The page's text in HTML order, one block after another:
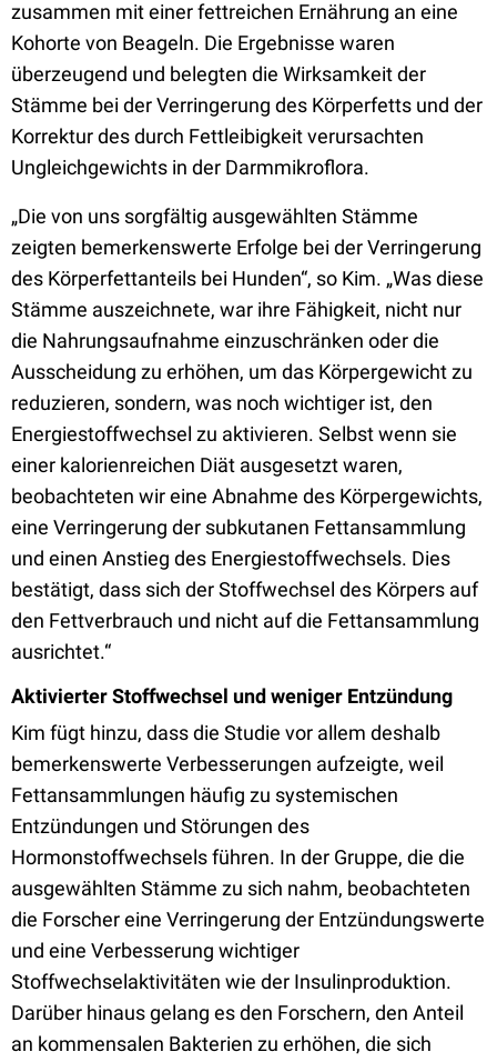
zusammen mit einer fettreichen Ernährung an eine
Kohorte von Beageln. Die Ergebnisse waren
überzeugend und belegten die Wirksamkeit der
Stämme bei der Verringerung des Körperfetts und der
Korrektur des durch Fettleibigkeit verursachten
Ungleichgewichts in der Darmmikroflora.
„Die von uns sorgfältig ausgewählten Stämme
zeigten bemerkenswerte Erfolge bei der Verringerung
des Körperfettanteils bei Hunden“, so Kim. „Was diese
Stämme auszeichnete, war ihre Fähigkeit, nicht nur
die Nahrungsaufnahme einzuschränken oder die
Ausscheidung zu erhöhen, um das Körpergewicht zu
reduzieren, sondern, was noch wichtiger ist, den
Energiestoffwechsel zu aktivieren. Selbst wenn sie
einer kalorienreichen Diät ausgesetzt waren,
beobachteten wir eine Abnahme des Körpergewichts,
eine Verringerung der subkutanen Fettansammlung
und einen Anstieg des Energiestoffwechsels. Dies
bestätigt, dass sich der Stoffwechsel des Körpers auf
den Fettverbrauch und nicht auf die Fettansammlung
ausrichtet.“
Aktivierter Stoffwechsel und weniger Entzündung
Kim fügt hinzu, dass die Studie vor allem deshalb
bemerkenswerte Verbesserungen aufzeigte, weil
Fettansammlungen häufig zu systemischen
Entzündungen und Störungen des
Hormonstoffwechsels führen. In der Gruppe, die die
ausgewählten Stämme zu sich nahm, beobachteten
die Forscher eine Verringerung der Entzündungswerte
und eine Verbesserung wichtiger
Stoffwechselaktivitäten wie der Insulinproduktion.
Darüber hinaus gelang es den Forschern, den Anteil
an kommensalen Bakterien zu erhöhen, die sich